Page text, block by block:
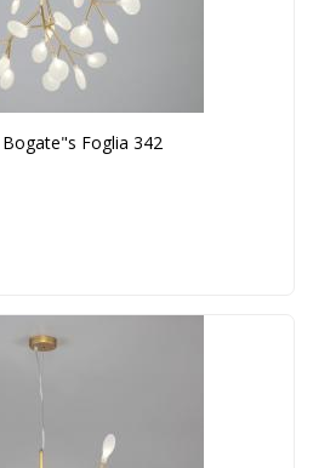
Foglia 342